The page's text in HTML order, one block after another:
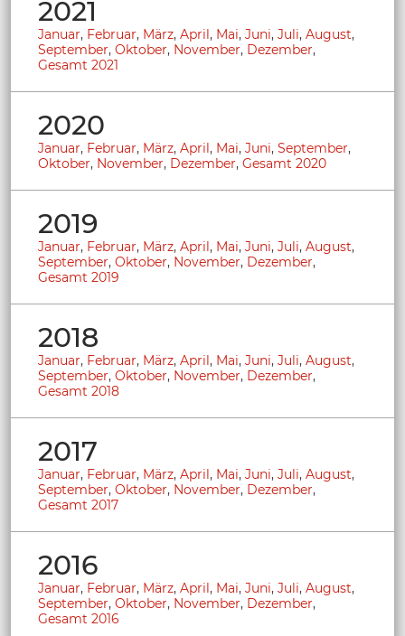
2021
Januar, Februar, März, April, Mai, Juni, Juli, August,
September, Oktober, November, Dezember,
Gesamt 2021
2020
Januar, Februar, März, April, Mai, Juni, September,
Oktober, November, Dezember, Gesamt 2020
2019
Januar, Februar, März, April, Mai, Juni, Juli, August,
September, Oktober, November, Dezember,
Gesamt 2019
2018
Januar, Februar, März, April, Mai, Juni, Juli, August,
September, Oktober, November, Dezember,
Gesamt 2018
2017
Januar, Februar, März, April, Mai, Juni, Juli, August,
September, Oktober, November, Dezember,
Gesamt 2017
2016
Januar, Februar, März, April, Mai, Juni, Juli, August,
September, Oktober, November, Dezember,
Gesamt 2016